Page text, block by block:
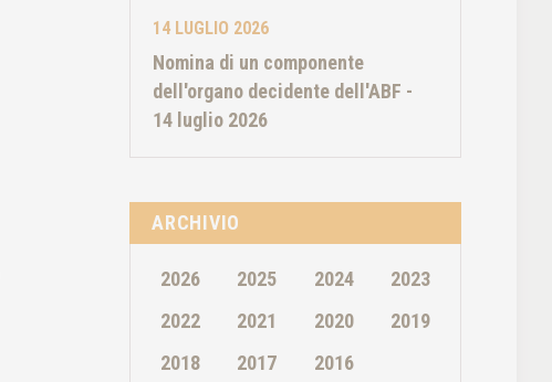
14 LUGLIO 2026
Nomina di un componente
dell'organo decidente dell'ABF -
14 luglio 2026
ARCHIVIO
2026 2025 2024
2023
2022
2021 2020
2019
2018
2017 2016